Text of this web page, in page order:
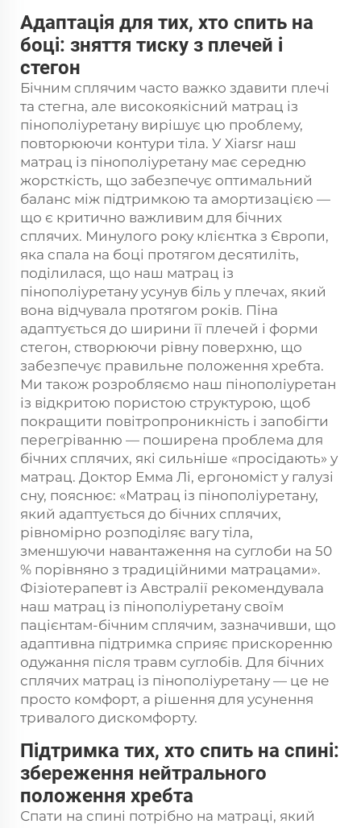
Адаптація для тих, хто спить на
боці: зняття тиску з плечей і
стегон
Бічним сплячим часто важко здавити плечі
та стегна, але високоякісний матрац із
пінополіуретану вирішує цю проблему,
повторюючи контури тіла. У Xiarsr наш
матрац із пінополіуретану має середню
жорсткість, що забезпечує оптимальний
баланс між підтримкою та амортизацією —
що є критично важливим для бічних
сплячих. Минулого року клієнтка з Європи,
яка спала на боці протягом десятиліть,
поділилася, що наш матрац із
пінополіуретану усунув біль у плечах, який
вона відчувала протягом років. Піна
адаптується до ширини її плечей і форми
стегон, створюючи рівну поверхню, що
забезпечує правильне положення хребта.
Ми також розробляємо наш пінополіуретан
із відкритою пористою структурою, щоб
покращити повітропроникність і запобігти
перегріванню — поширена проблема для
бічних сплячих, які сильніше «просідають» у
матрац. Доктор Емма Лі, ергономіст у галузі
сну, пояснює: «Матрац із пінополіуретану,
який адаптується до бічних сплячих,
рівномірно розподіляє вагу тіла,
зменшуючи навантаження на суглоби на 50
% порівняно з традиційними матрацами».
Фізіотерапевт із Австралії рекомендувала
наш матрац із пінополіуретану своїм
пацієнтам-бічним сплячим, зазначивши, що
адаптивна підтримка сприяє прискоренню
одужання після травм суглобів. Для бічних
сплячих матрац із пінополіуретану — це не
просто комфорт, а рішення для усунення
тривалого дискомфорту.
Підтримка тих, хто спить на спині:
збереження нейтрального
положення хребта
Спати на спині потрібно на матраці, який